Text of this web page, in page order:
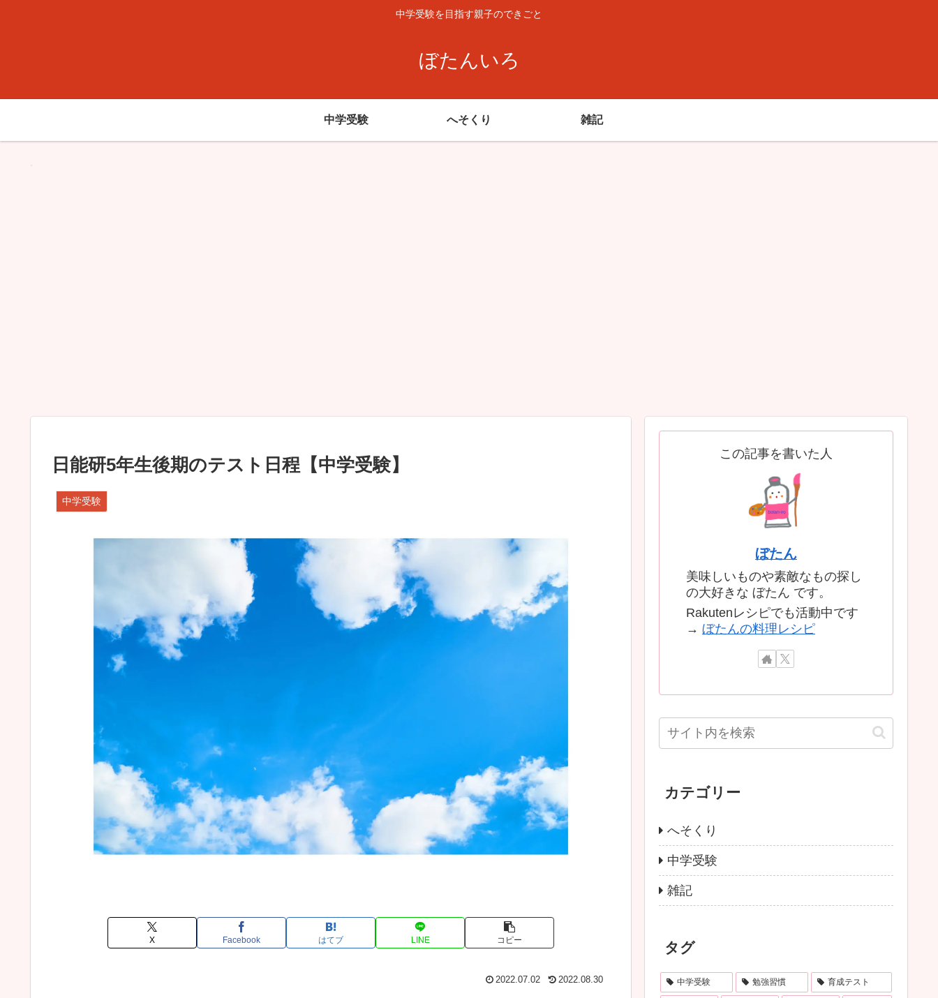
中学受験を目指す親子のできごと
ぼたんいろ
中学受験 へそくり 雑記
日能研5年生後期のテスト日程【中学受験】
中学受験
X Facebook はてブ LINE コピー
2022.07.02 2022.08.30
この記事を書いた人
ぼたん
美味しいものや素敵なもの探し
の大好きな ぼたん です。
Rakutenレシピでも活動中です
→ ぼたんの料理レシピ
カテゴリー
へそくり
中学受験
雑記
タグ
中学受験 勉強習慣 育成テスト